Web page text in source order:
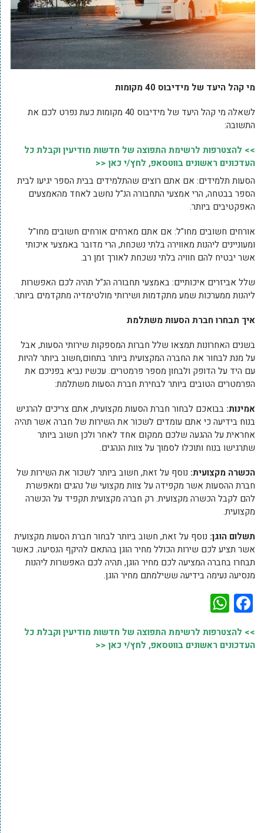
מי קהל היעד של מידיבוס 40 מקומות
לשאלה מי קהל היעד של מידיבוס 40 מקומות כעת נפרט לכם את
התשובה:
>> להצטרפות לרשימת התפוצה של חדשות מודיעין וקבלת כל
העדכונים ראשונים בווטסאפ, לחץ/י כאן <<
הסעות תלמידים: אם אתם רוצים שהתלמידים בבית הספר יגיעו לבית
הספר בבטחה, הרי אמצעי התחבורה הנ"ל נחשב לאחד מהאמצעים
האפקטיבים ביותר.
אורחים חשובים מחו"ל: אם אתם מארחים אורחים חשובים מחו"ל
ומעוניינים ליהנות מאווירה בלתי נשכחת, הרי מדובר באמצעי איכותי
אשר יבטיח להם חוויה בלתי נשכחת לאורך זמן רב.
שלל אביזרים איכותיים: באמצעי תחבורה הנ"ל תהיה לכם האפשרות
ליהנות ממערכות שמע מתקדמות ושירותי מולטימדיה מתקדמים ביותר.
איך תבחרו חברת הסעות משתלמת
בשנים האחרונות תמצאו שלל חברות המספקות שירותי הסעות, אבל
על מנת לבחור את החברה המקצועית ביותר בתחום,חשוב ביותר להיות
עם היד על הדופק ולבחון מספר פרמטרים. עכשיו נביא בפניכם את
הפרמטרים הטובים ביותר לבחירת חברת הסעות משתלמת:
אמינות: בבואכם לבחור חברת הסעות מקצועית, אתם צריכים להרגיש
בנוח בידיעה כי אתם עומדים לשכור את השירות של חברה אשר תהיה
אחראית על ההגעה שלכם ממקום אחד לאחר ולכן חשוב ביותר
שתרגישו בנוח ותוכלו לסמוך על צוות הנהגים.
הכשרה מקצועית: נוסף על זאת, חשוב ביותר לשכור את השירות של
חברת ההסעות אשר מקפידה על צוות מקצועי של נהגים ומאפשרת
להם לקבל הכשרה מקצועית. רק חברה מקצועית תקפיד על הכשרה
מקצועית.
תשלום הוגן: נוסף על זאת, חשוב ביותר לבחור חברת הסעות מקצועית
אשר תציע לכם שירות הכולל מחיר הוגן בהתאם להיקף הנסיעה. כאשר
תבחרו בחברה המציעה לכם מחיר הוגן, תהיה לכם האפשרות ליהנות
מנסיעה נעימה בידיעה ששילמתם מחיר הוגן.
Facebook
>> להצטרפות לרשימת התפוצה של חדשות מודיעין וקבלת כל
העדכונים ראשונים בווטסאפ, לחץ/י כאן <<